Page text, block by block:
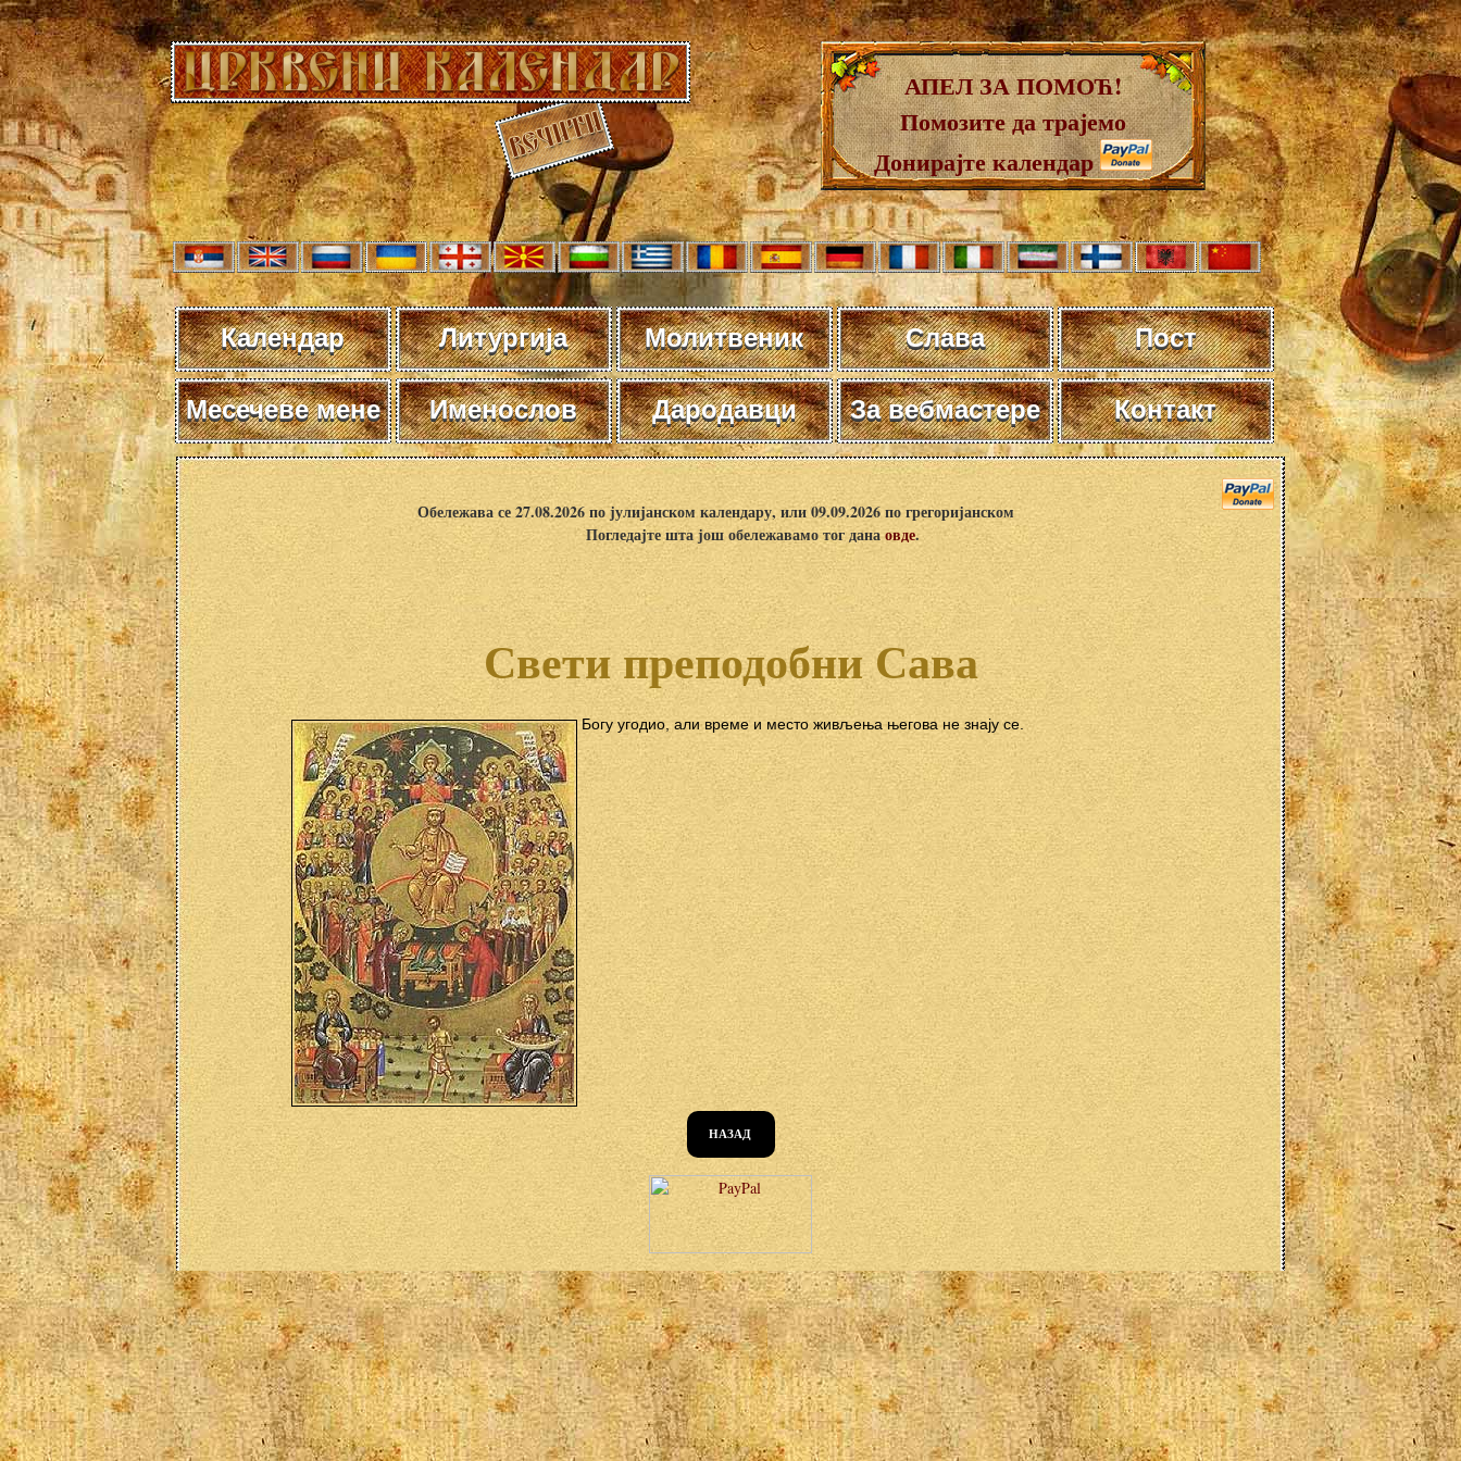
АПЕЛ ЗА ПОМОЋ!
Помозите да трајемо
Донирајте календар
Календар Литургија Молитвеник Слава Пост
Месечеве мене Именослов Дародавци За вебмастере Контакт
Обележава се 27.08.2026 по јулијанском календару, или 09.09.2026 по грегоријанском
Погледајте шта још обележавамо тог данаовде.
Свети преподобни Сава
Богу угодио, али време и место живљења његова не знају се.
НАЗАД